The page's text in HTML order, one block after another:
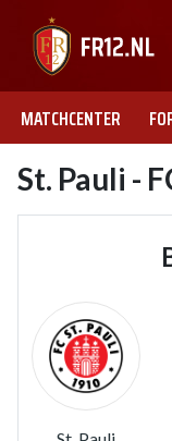
MATCHCENTER
St. Pauli -